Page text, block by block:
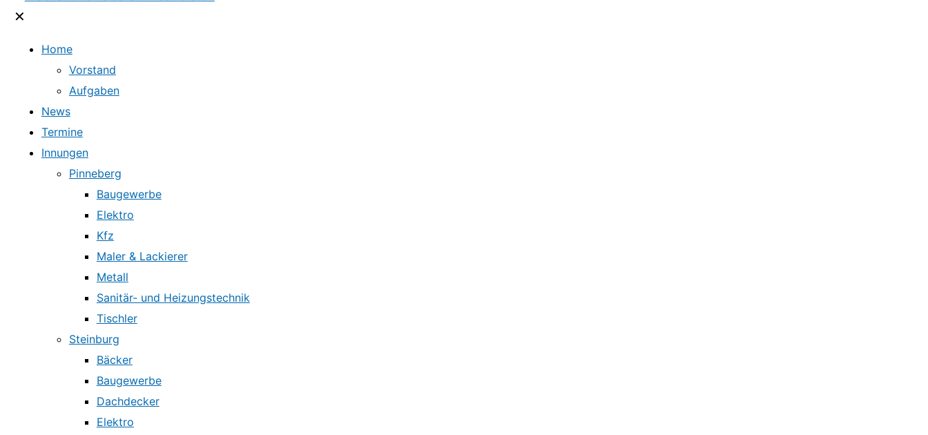
✕
Home
Vorstand
Aufgaben
News
Termine
Innungen
Pinneberg
Baugewerbe
Elektro
Kfz
Maler & Lackierer
Metall
Sanitär- und Heizungstechnik
Tischler
Steinburg
Bäcker
Baugewerbe
Dachdecker
Elektro